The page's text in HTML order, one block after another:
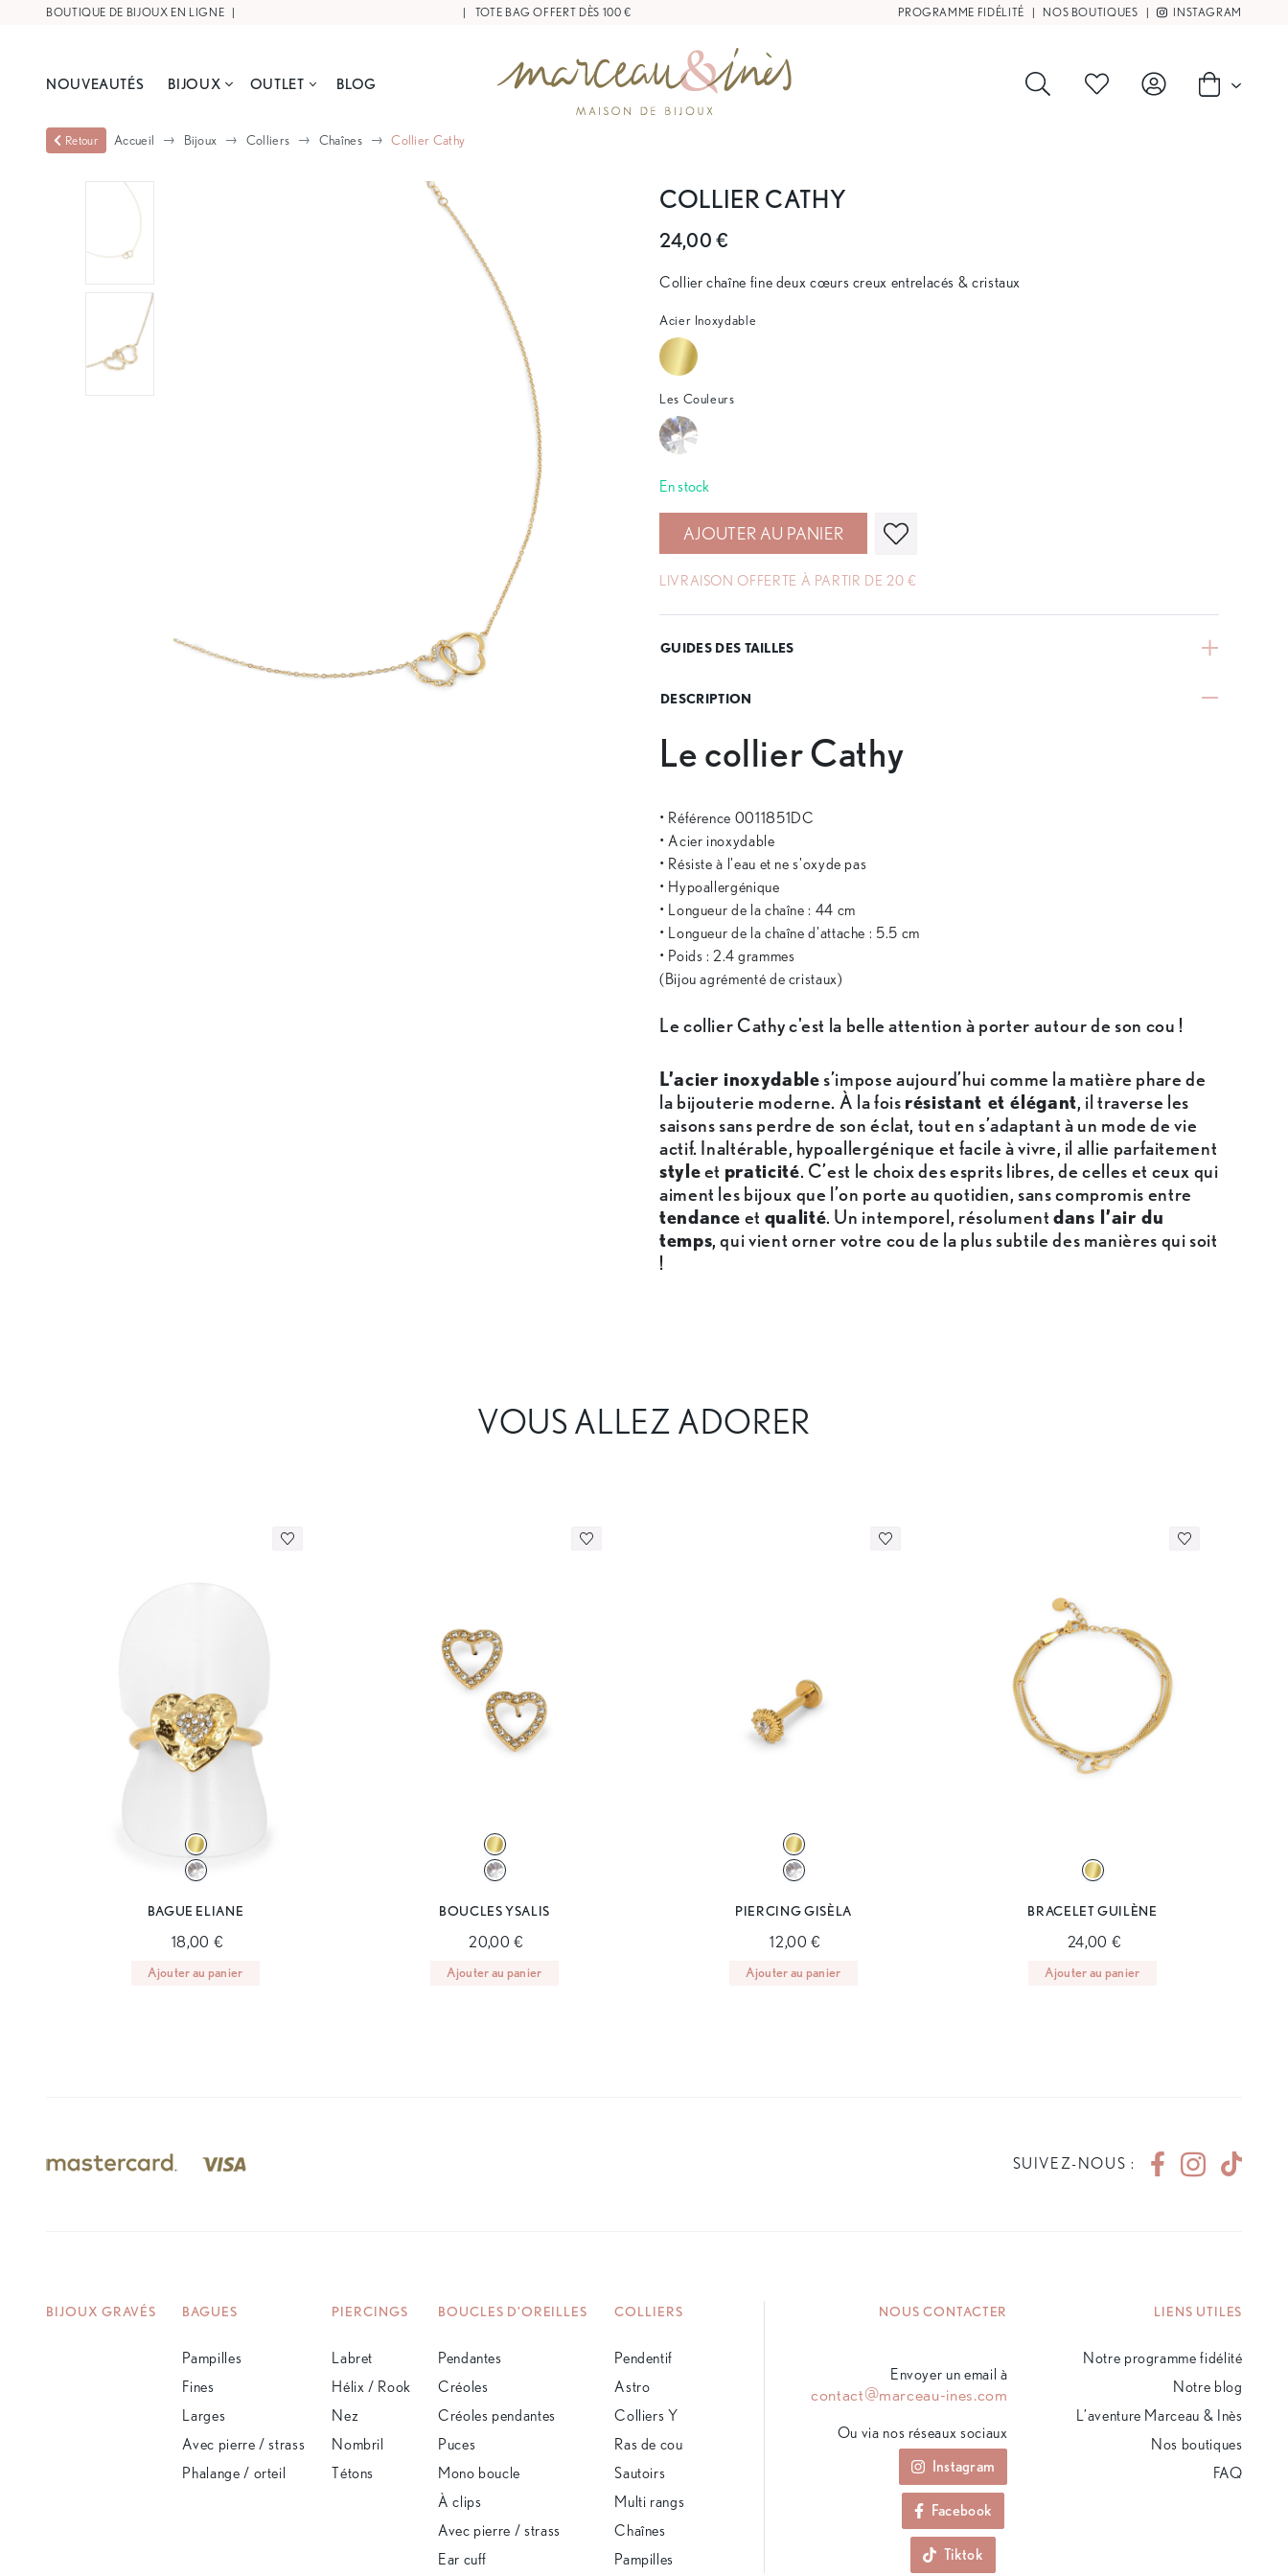
BOUTIQUE DE BIJOUX EN LIGNE | | TOTE BAG OFFERT DÈS 100 € PROGRAMME FIDÉLITÉ | NOS BOUTIQUES | INSTAGRAM
NOUVEAUTÉS BIJOUX OUTLET BLOG
Retour Accueil Bijoux Colliers Chaînes Collier Cathy
COLLIER CATHY
24,00 €
Collier chaîne fine deux cœurs creux entrelacés & cristaux
Acier Inoxydable
Les Couleurs
En stock
AJOUTER AU PANIER
LIVRAISON OFFERTE À PARTIR DE 20 €
GUIDES DES TAILLES
DESCRIPTION
Le collier Cathy
• Référence 0011851DC
• Acier inoxydable
• Résiste à l'eau et ne s'oxyde pas
• Hypoallergénique
• Longueur de la chaîne : 44 cm
• Longueur de la chaîne d'attache : 5.5 cm
• Poids : 2.4 grammes
(Bijou agrémenté de cristaux)
Le collier Cathy c'est la belle attention à porter autour de son cou !
L’acier inoxydable s’impose aujourd’hui comme la matière phare de
la bijouterie moderne. À la fois résistant et élégant, il traverse les
saisons sans perdre de son éclat, tout en s’adaptant à un mode de vie
actif. Inaltérable, hypoallergénique et facile à vivre, il allie parfaitement
styleet praticité. C’est le choix des esprits libres, de celles et ceux qui
aiment les bijoux que l’on porte au quotidien, sans compromis entre
tendance et qualité. Un intemporel, résolumentdans l’air du
temps, qui vient orner votre cou de la plus subtile des manières qui soit
!
VOUS ALLEZ ADORER
BAGUE ELIANE
18,00 €
Ajouter au panier
BOUCLES YSALIS
20,00 €
Ajouter au panier
PIERCING GISÈLA
12,00 €
Ajouter au panier
BRACELET GUILÈNE
24,00 €
Ajouter au panier
SUIVEZ-NOUS :
BIJOUX GRAVÉS BAGUES
Pampilles
Fines
Larges
Avec pierre / strass
Phalange / orteil
PIERCINGS
Labret
Hélix / Rook
Nez
Nombril
Tétons
BOUCLES D'OREILLES
Pendantes
Créoles
Créoles pendantes
Puces
Mono boucle
À clips
Avec pierre / strass
Ear cuff
COLLIERS
Pendentif
Astro
Colliers Y
Ras de cou
Sautoirs
Multi rangs
Chaînes
Pampilles
NOUS CONTACTER
Envoyer un email à
contact@marceau-ines.com
Ou via nos réseaux sociaux
Instagram
Facebook
Tiktok
LIENS UTILES
Notre programme fidélité
Notre blog
L’aventure Marceau & Inès
Nos boutiques
FAQ